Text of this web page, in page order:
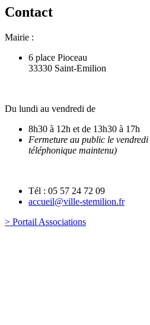
Contact
Mairie :
6 place Pioceau
33330 Saint-Emilion
Du lundi au vendredi de
8h30 à 12h et de 13h30 à 17h
Fermeture au public le
téléphonique maintenu)
Tél : 05 57 24 72 09
accueil@ville-stemilion.fr
> Portail Associations